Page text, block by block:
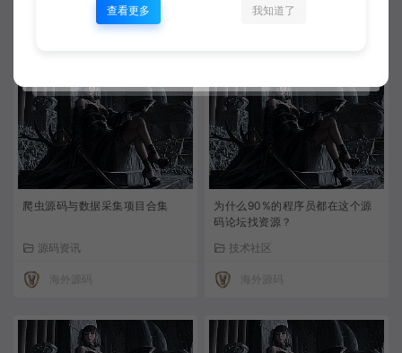
爬虫源码与数据采集项目合集
源码资讯
海外源码
为什么90%的程序员都在这个源
码论坛找资源？
技术社区
海外源码
查看更多 我知道了